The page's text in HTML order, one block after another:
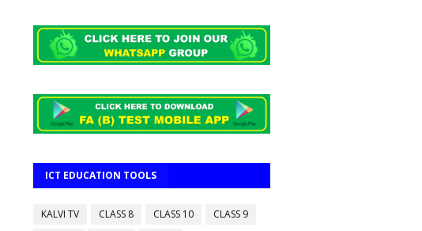
ICT EDUCATION TOOLS
KALVI TV CLASS 8 CLASS 10
CLASS 9